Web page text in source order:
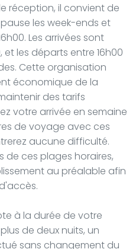
réception, il convient de
les week-ends et
Les arrivées sont
et les départs entre 16h00
Cette organisation
économique de la
des tarifs
votre arrivée en semaine
de voyage avec ces
aucune difficulté.
de ces plages horaires,
au préalable afin
à la durée de votre
de deux nuits, un
sans changement du